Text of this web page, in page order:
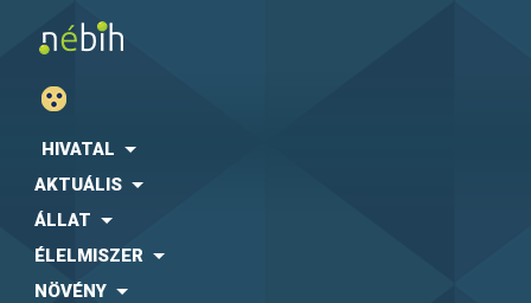
HIVATAL
AKTUÁLIS
ÁLLAT
ÉLELMISZER
NÖVÉNY